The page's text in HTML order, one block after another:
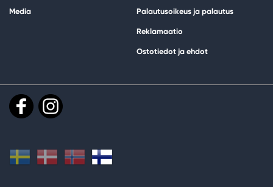
Media Palautusoikeus ja palautus
Reklamaatio
Ostotiedot ja ehdot